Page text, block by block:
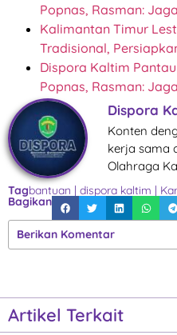
Popnas, Rasman:
Kalimantan Timur
Tradisional,
Dispora Kaltim
Popnas, Rasman:
Dispora
Konten
kerja sama
Olahraga
Tagbantuan | dispora kaltim |
Bagikan
Berikan Komentar
Artikel Terkait